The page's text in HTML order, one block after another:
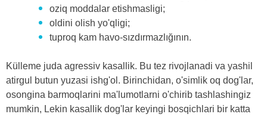
oziq moddalar etishmasligi;
oldini olish yo'qligi;
tuproq kam havo-sızdırmazlığının.
Külleme juda agressiv kasallik. Bu tez rivojlanadi va yashil
atirgul butun yuzasi ishg'ol. Birinchidan, o'simlik oq dog'lar,
osongina barmoqlarini ma'lumotlarni o'chirib tashlashingiz
mumkin, Lekin kasallik dog'lar keyingi bosqichlari bir katta